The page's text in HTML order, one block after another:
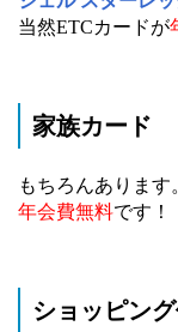
当然ETCカードが
家族カード
もちろんあります
年会費無料です！
ショッピン